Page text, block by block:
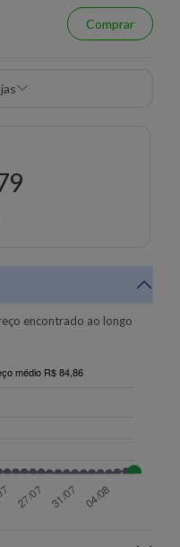
Comprar
3 lojas
encontrado ao longo